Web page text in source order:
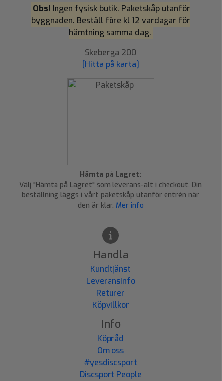
Obs! Ingen fysisk butik. Paketskåp utanför
byggnaden. Beställ före kl 12 vardagar för
hämtning samma dag.
Skeberga 200
[Hitta på karta]
Hämta på Lagret:
Välj "Hämta på Lagret" som leverans-alt i checkout. Din
beställning läggs i vårt paketskåp utanför entrén när
den är klar. Mer info
Handla
Kundtjänst
Leveransinfo
Returer
Köpvillkor
Info
Köpråd
Om oss
#yesdiscsport
Discsport People